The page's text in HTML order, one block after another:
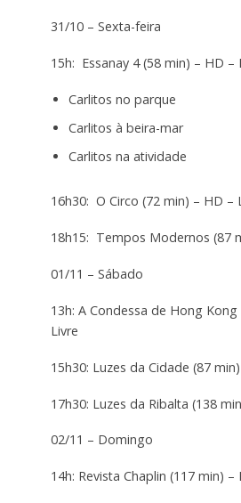
31/10 – Sexta-feira
15h: Essanay 4 (58 min) – HD –
Carlitos no parque
Carlitos à beira-mar
Carlitos na atividade
16h30: O Circo (72 min) – HD –
18h15: Tempos Modernos (87
01/11 – Sábado
13h: A Condessa de Hong
Livre
15h30: Luzes da Cidade (87
17h30: Luzes da Ribalta (138
02/11 – Domingo
14h: Revista Chaplin (117 min) –